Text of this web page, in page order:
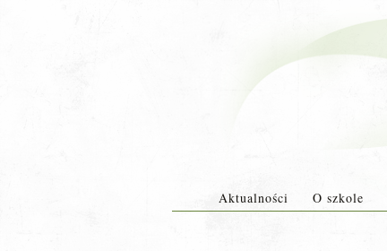
Aktualności O szkole